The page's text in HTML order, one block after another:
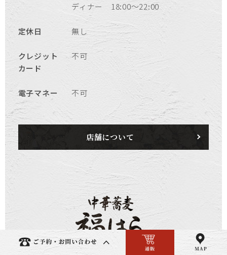
ディナー 18:00～22:00
定休日 無し
クレジット
カード
不可
電子マネー 不可
店舗について